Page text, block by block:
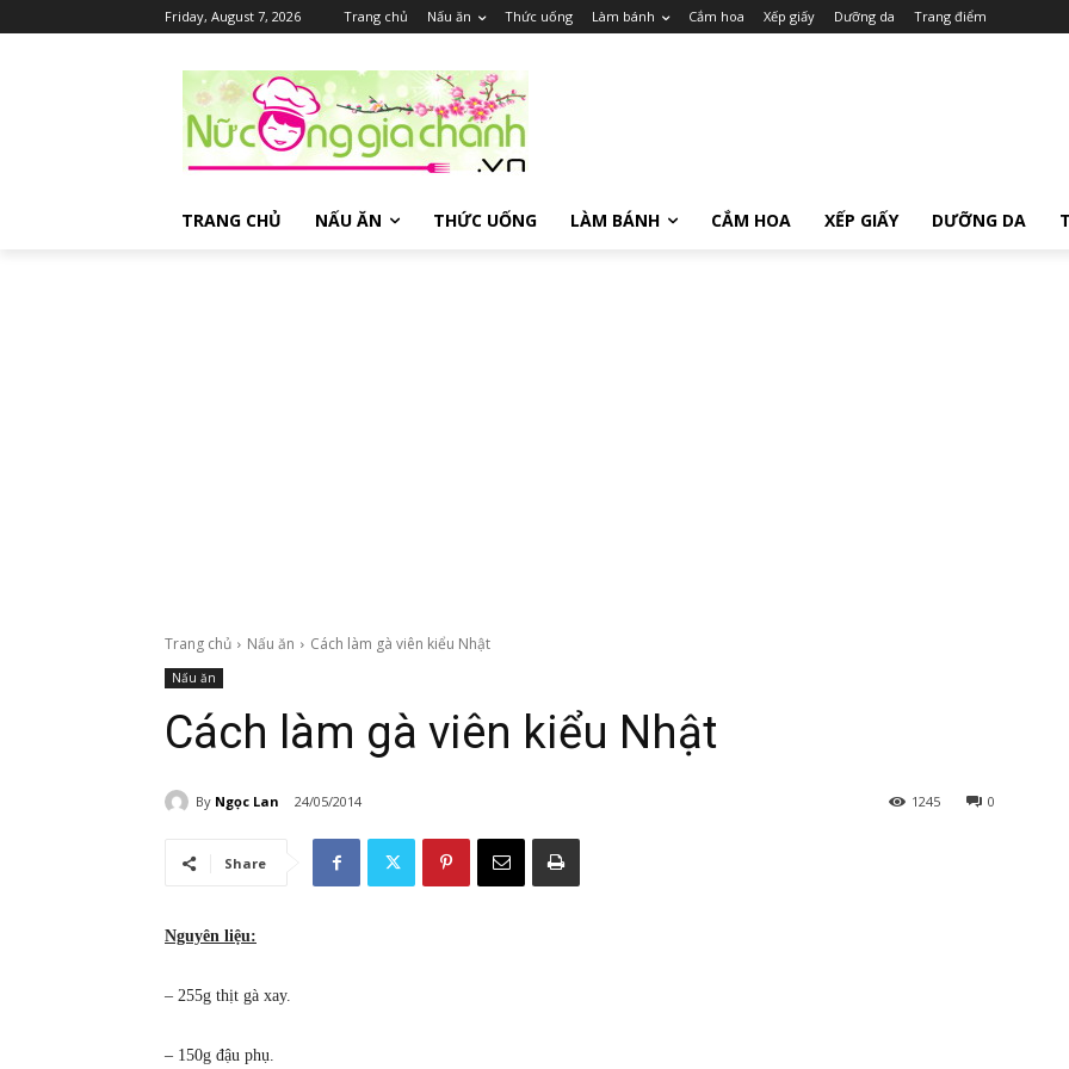
Friday, August 7, 2026 Trang chủ Nấu ăn Thức uống Làm bánh Cắm hoa Xếp giấy Dưỡng da Trang điểm
TRANG CHỦ NẤU ĂN THỨC UỐNG LÀM BÁNH CẮM HOA XẾP GIẤY DƯỠNG DA
Trang chủ Nấu ăn Cách làm gà viên kiểu Nhật
Nấu ăn
Cách làm gà viên kiểu Nhật
By Ngọc Lan 24/05/2014 0
1245
Share
Nguyên liệu:
– 255g thịt gà xay.
– 150g đậu phụ.